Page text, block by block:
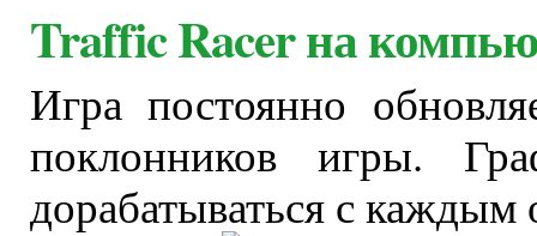
Traffic Racer на
Игра постоянно
поклонников игры.
дорабатываться с каждым